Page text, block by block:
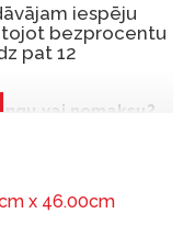
iespēju
bezprocentu
pat 12
vai nomaksu?
lai iegādātos
tām norēķinoties
x 46.00cm